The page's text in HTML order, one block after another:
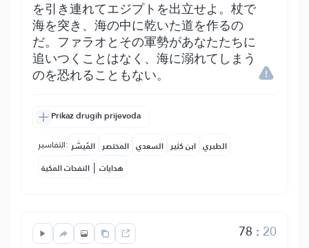
を引き連れてエジプトを出立せよ。杖で
海を突き、海の中に乾いた道を作るの
だ。ファラオとその軍勢があなたたちに
追いつくことはなく、海に溺れてしまう
のを恐れることもない。
Prikaz drugih prijevoda
التفاسير: المُيسَّر المختصر السعدي ابن كثير الطبري
النفحات المكية | هدايات
78 : 20